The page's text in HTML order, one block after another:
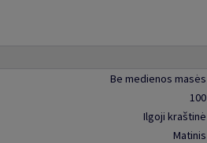
Be medienos masės
100
Ilgoji kraštinė
Matinis